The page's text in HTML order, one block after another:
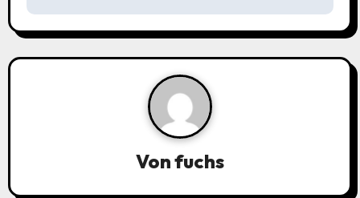
g
s
Vonfuchs